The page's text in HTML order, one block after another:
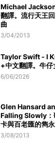
Michael
翻譯。流行天王
曲
3/04/2013
Taylor Swift - I
+中文翻譯。牛
6/06/2026
Glen Hansard
Falling Slowly：
卡與百老匯的雋
3/08/2013